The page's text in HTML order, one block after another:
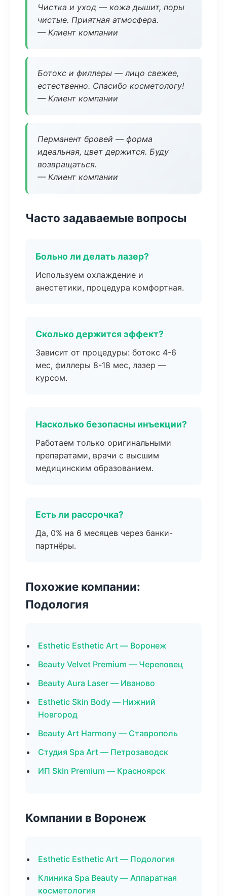
Чистка и уход — кожа дышит, поры
чистые. Приятная атмосфера.
— Клиент компании
Ботокс и филлеры — лицо свежее,
естественно. Спасибо косметологу!
— Клиент компании
Перманент бровей — форма
идеальная, цвет держится. Буду
возвращаться.
— Клиент компании
Часто задаваемые вопросы
Больно ли делать лазер?
Используем охлаждение и
анестетики, процедура комфортная.
Сколько держится эффект?
Зависит от процедуры: ботокс 4-6
мес, филлеры 8-18 мес, лазер —
курсом.
Насколько безопасны инъекции?
Работаем только оригинальными
препаратами, врачи с высшим
медицинским образованием.
Есть ли рассрочка?
Да, 0% на 6 месяцев через банки-
партнёры.
Похожие компании:
Подология
Esthetic Esthetic Art — Воронеж
Beauty Velvet Premium — Череповец
Beauty Aura Laser — Иваново
Esthetic Skin Body — Нижний
Новгород
Beauty Art Harmony — Ставрополь
Студия Spa Art — Петрозаводск
ИП Skin Premium — Красноярск
Компании в Воронеж
Esthetic Esthetic Art — Подология
Клиника Spa Beauty — Аппаратная
косметология